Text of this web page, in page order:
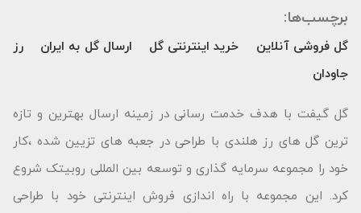
برچسب‌ها:
گل فروشی آنلاین خرید اینترنتی گل ارسال گل به ایران
رز
جاودان
گل گیفت با هدف خدمت رسانی در زمینه ارسال بهترین و تازه
ترین گل های رز هلندی با طراحی در جعبه های تزیین شده ،کار
خود را مجموعه سرمایه گذاری و توسعه بین المللی روبیتک شروع
کرد. این مجموعه با راه اندازی فروش اینترنتی خود با طراحی